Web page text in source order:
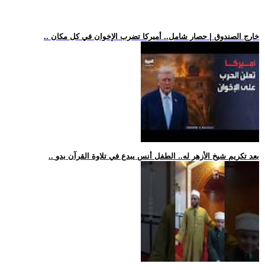
.. خارج الصندوق | حصار شامل.. أميركا تضرب الإخوان في كل مكان
.. بعد تكريم شيخ الأزهر له.. الطفل أنس يبدع في تلاوة القرآن بدو